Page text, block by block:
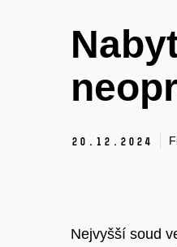
20. 12. 2024
Nejvyšší soud